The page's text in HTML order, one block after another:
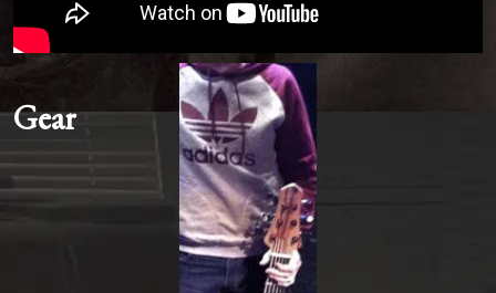
Gear
LS648